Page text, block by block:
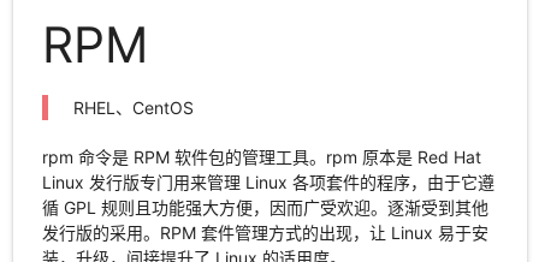
RPM
RHEL、CentOS
rpm 命令是 RPM 软件包的管理工具。rpm 原本是 Red Hat
Linux 发行版专门用来管理 Linux 各项套件的程序，由于它遵
循 GPL 规则且功能强大方便，因而广受欢迎。逐渐受到其他
发行版的采用。RPM 套件管理方式的出现，让 Linux 易于安
装，升级，间接提升了 Linux 的适用度。